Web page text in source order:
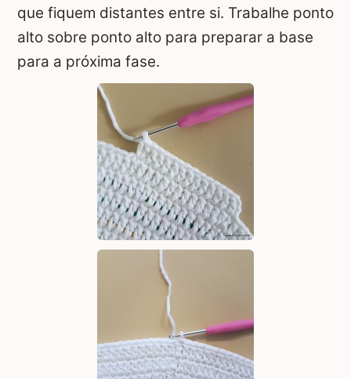
que fiquem distantes entre si. Trabalhe ponto
alto sobre ponto alto para preparar a base
para a próxima fase.